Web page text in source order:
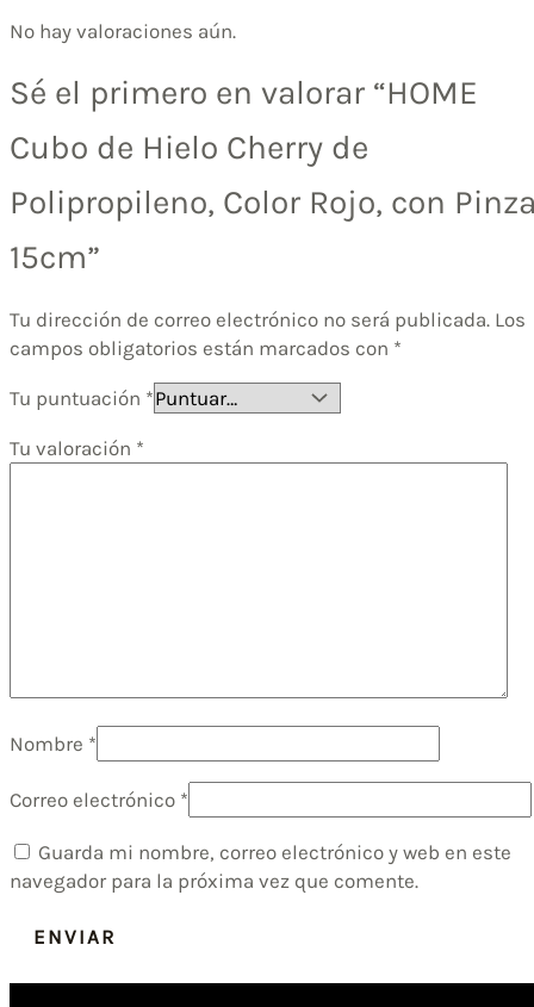
No hay valoraciones aún.
Sé el primero en valorar “HOME
Cubo de Hielo Cherry de
Polipropileno, Color Rojo, con
15cm”
Tu dirección de correo electrónico no será publicada. Los
campos obligatorios están marcados con *
Tu puntuación *
Tu valoración *
Nombre *
Correo electrónico *
Guarda mi nombre, correo electrónico y web en este
navegador para la próxima vez que comente.